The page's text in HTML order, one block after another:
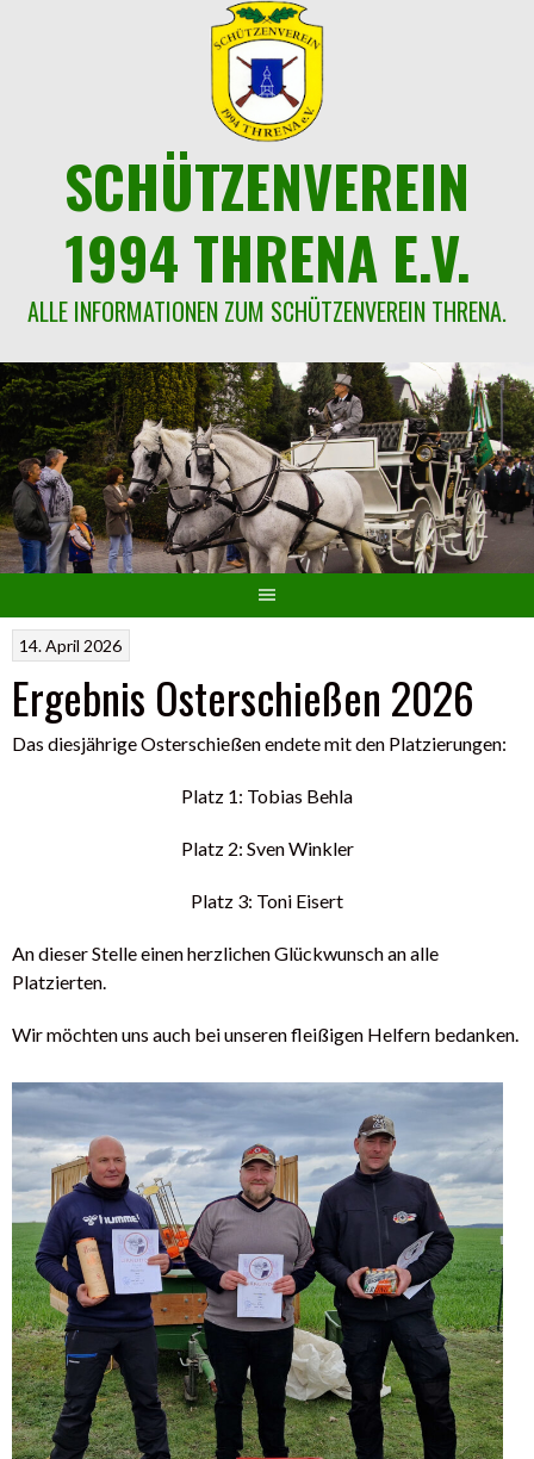
SCHÜTZENVEREIN
1994 THRENA E.V.
ALLE INFORMATIONEN ZUM SCHÜTZENVEREIN THRENA.
14. April 2026
Ergebnis Osterschießen 2026
Das diesjährige Osterschießen endete mit den Platzierungen:
Platz 1: Tobias Behla
Platz 2: Sven Winkler
Platz 3: Toni Eisert
An dieser Stelle einen herzlichen Glückwunsch an alle
Platzierten.
Wir möchten uns auch bei unseren fleißigen Helfern bedanken.